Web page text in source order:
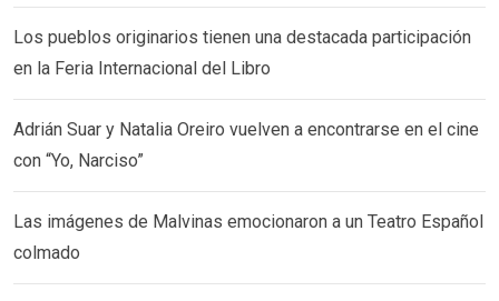
Los pueblos originarios tienen una destacada participación
en la Feria Internacional del Libro
Adrián Suar y Natalia Oreiro vuelven a encontrarse en el cine
con “Yo, Narciso”
Las imágenes de Malvinas emocionaron a un Teatro Español
colmado